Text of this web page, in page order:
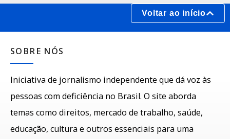
Voltar ao início
SOBRE NÓS
Iniciativa de jornalismo independente que dá voz às
pessoas com deficiência no Brasil. O site aborda
temas como direitos, mercado de trabalho, saúde,
educação, cultura e outros essenciais para uma